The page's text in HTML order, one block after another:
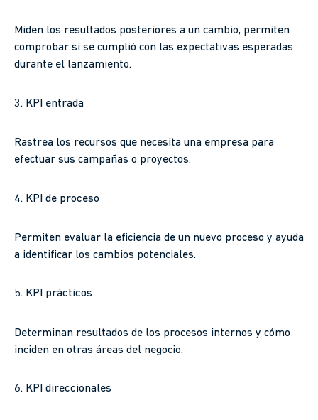
Miden los resultados posteriores a un cambio, permiten
comprobar si se cumplió con las expectativas esperadas
durante el lanzamiento.
3. KPI entrada
Rastrea los recursos que necesita una empresa para
efectuar sus campañas o proyectos.
4. KPI de proceso
Permiten evaluar la eficiencia de un nuevo proceso y ayuda
a identificar los cambios potenciales.
5. KPI prácticos
Determinan resultados de los procesos internos y cómo
inciden en otras áreas del negocio.
6. KPI direccionales